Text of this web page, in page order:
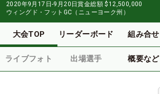
2020年9月17日-9月20日賞金総額 $12,500,000
ウィングド・フットGC（ニューヨーク州）
大会TOP リーダーボード 組み合せ
ライブフォト 出場選手 概要など